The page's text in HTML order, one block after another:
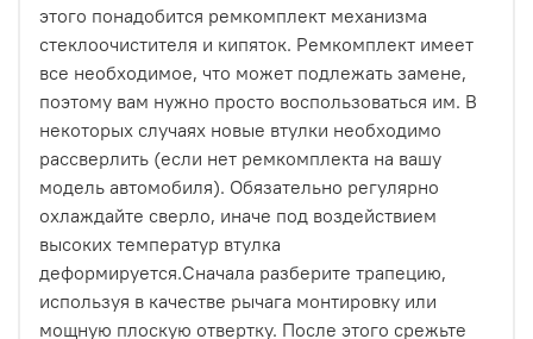
этого понадобится ремкомплект механизма
стеклоочистителя и кипяток. Ремкомплект имеет
все необходимое, что может подлежать замене,
поэтому вам нужно просто воспользоваться им. В
некоторых случаях новые втулки необходимо
рассверлить (если нет ремкомплекта на вашу
модель автомобиля). Обязательно регулярно
охлаждайте сверло, иначе под воздействием
высоких температур втулка
деформируется.Сначала разберите трапецию,
используя в качестве рычага монтировку или
мощную плоскую отвертку. После этого срежьте